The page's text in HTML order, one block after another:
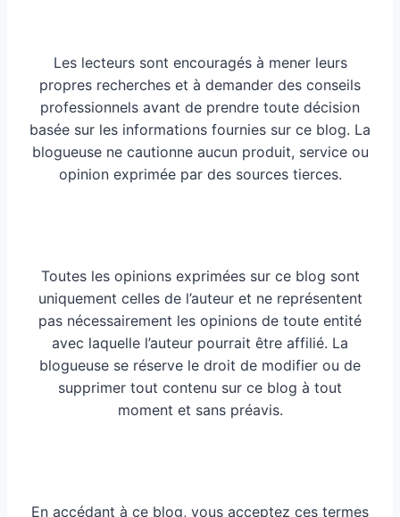
Les lecteurs sont encouragés à mener leurs
propres recherches et à demander des conseils
professionnels avant de prendre toute décision
basée sur les informations fournies sur ce blog. La
blogueuse ne cautionne aucun produit, service ou
opinion exprimée par des sources tierces.
Toutes les opinions exprimées sur ce blog sont
uniquement celles de l’auteur et ne représentent
pas nécessairement les opinions de toute entité
avec laquelle l’auteur pourrait être affilié. La
blogueuse se réserve le droit de modifier ou de
supprimer tout contenu sur ce blog à tout
moment et sans préavis.
En accédant à ce blog, vous acceptez ces termes